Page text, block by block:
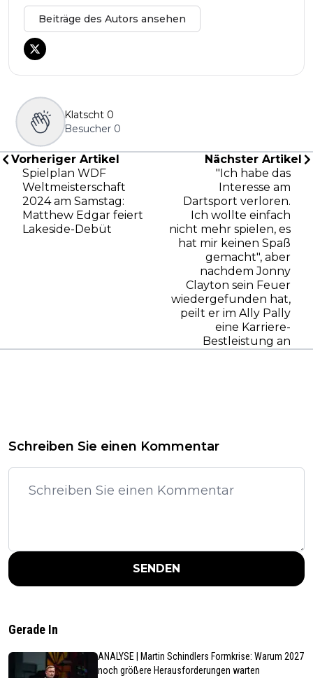
Beiträge des Autors ansehen
Klatscht 0
Besucher 0
Vorheriger Artikel
Spielplan WDF
Weltmeisterschaft
2024 am Samstag:
Matthew Edgar feiert
Lakeside-Debüt
Nächster Artikel
"Ich habe das
Interesse am
Dartsport verloren.
Ich wollte einfach
nicht mehr spielen, es
hat mir keinen Spaß
gemacht", aber
nachdem Jonny
Clayton sein Feuer
wiedergefunden hat,
peilt er im Ally Pally
eine Karriere-
Bestleistung an
Schreiben Sie einen Kommentar
SENDEN
Gerade In
ANALYSE | Martin Schindlers Formkrise: Warum 2027
noch größere Herausforderungen warten